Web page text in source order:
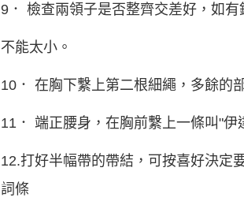
9． 檢查兩領子是否整齊交差好，如
不能太小。
10． 在胸下繫上第二根細繩，多餘的
11． 端正腰身，在胸前繫上一條叫"
12.打好半幅帶的帶結，可按喜好決定
詞條